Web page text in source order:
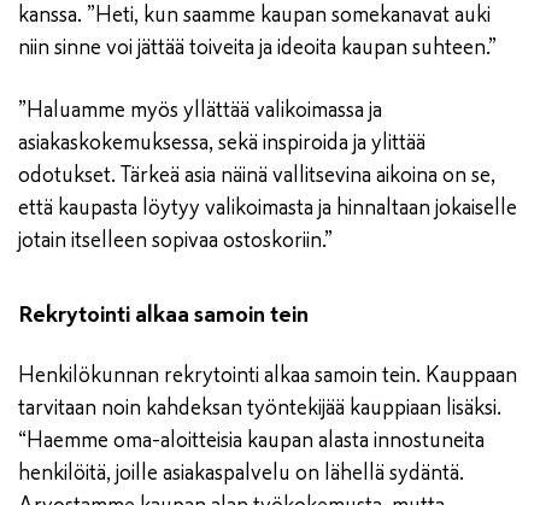
kanssa. ”Heti, kun saamme kaupan somekanavat auki
niin sinne voi jättää toiveita ja ideoita kaupan suhteen.”
”Haluamme myös yllättää valikoimassa ja
asiakaskokemuksessa, sekä inspiroida ja ylittää
odotukset. Tärkeä asia näinä vallitsevina aikoina on se,
että kaupasta löytyy valikoimasta ja hinnaltaan jokaiselle
jotain itselleen sopivaa ostoskoriin.”
Rekrytointi alkaa samoin tein
Henkilökunnan rekrytointi alkaa samoin tein. Kauppaan
tarvitaan noin kahdeksan työntekijää kauppiaan lisäksi.
“Haemme oma-aloitteisia kaupan alasta innostuneita
henkilöitä, joille asiakaspalvelu on lähellä sydäntä.